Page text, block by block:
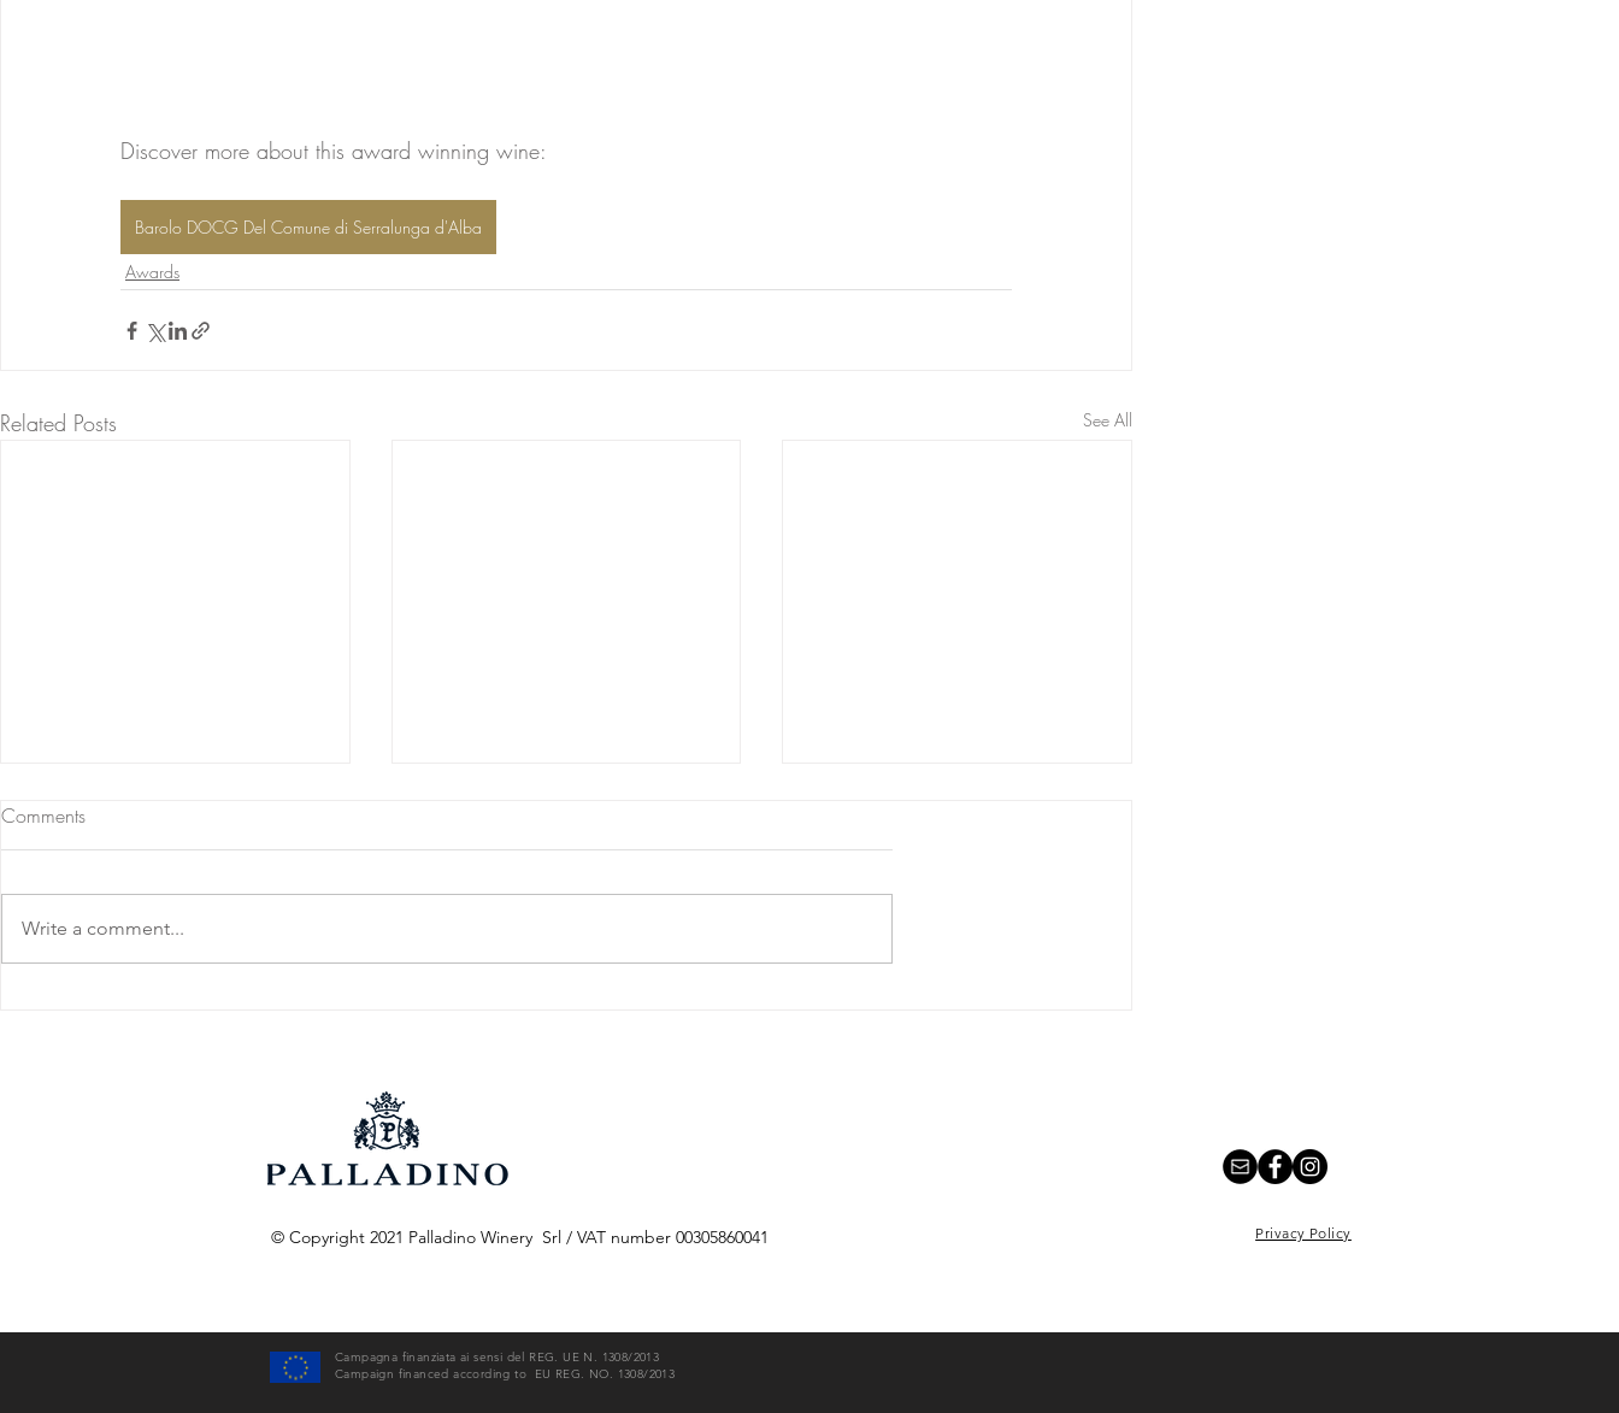
Discover more about this award winning wine:
Barolo DOCG Del Comune di Serralunga d'Alba
Awards
Related Posts See All
Comments
Write a comment...
© Copyright 2021 Palladino Winery Srl / VAT number 00305860041 Privacy Policy
Campagna finanziata ai sensi del REG. UE N. 1308/2013
Campaign financed according to EU REG. NO. 1308/2013